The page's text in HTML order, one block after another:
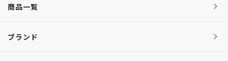
商品一覧
ブランド